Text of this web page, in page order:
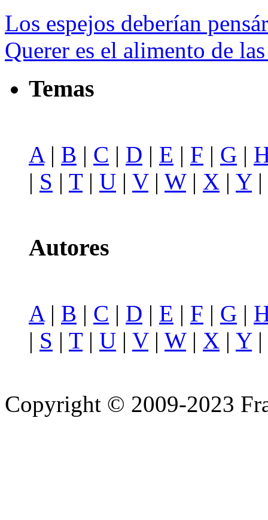
Los espejos deberían
Querer es el alimento de
Temas
A| B | C | D | E | F | G |
| S | T| U | V| W| X | Y|
Autores
A | B | C | D | E | F | G |
| S | T| U | V| W| X | Y|
Copyright © 2009-2023